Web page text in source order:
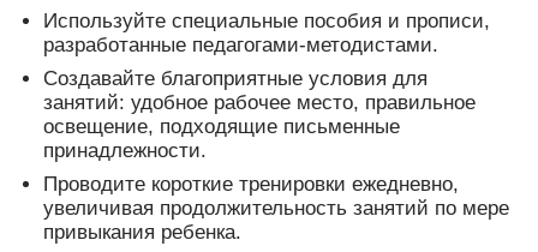
Используйте специальные пособия и прописи,
разработанные педагогами-методистами.
Создавайте благоприятные условия для
занятий: удобное рабочее место, правильное
освещение, подходящие письменные
принадлежности.
Проводите короткие тренировки ежедневно,
увеличивая продолжительность занятий по мере
привыкания ребенка.